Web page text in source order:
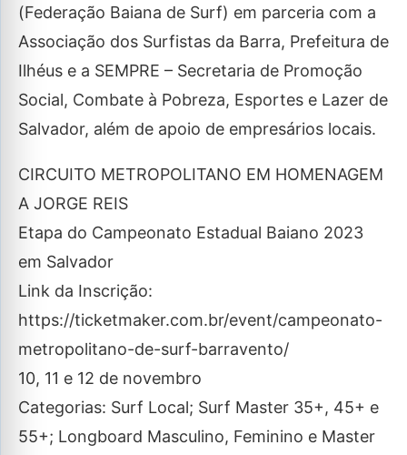
(Federação Baiana de Surf) em parceria com a
Associação dos Surfistas da Barra, Prefeitura de
Ilhéus e a SEMPRE – Secretaria de Promoção
Social, Combate à Pobreza, Esportes e Lazer de
Salvador, além de apoio de empresários locais.
CIRCUITO METROPOLITANO EM HOMENAGEM
A JORGE REIS
Etapa do Campeonato Estadual Baiano 2023
em Salvador
Link da Inscrição:
https://ticketmaker.com.br/event/campeonato-
metropolitano-de-surf-barravento/
10, 11 e 12 de novembro
Categorias: Surf Local; Surf Master 35+, 45+ e
55+; Longboard Masculino, Feminino e Master